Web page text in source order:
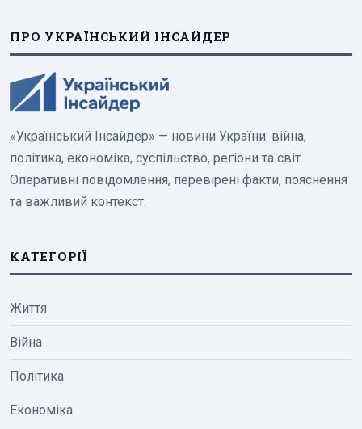
ПРО УКРАЇНСЬКИЙ ІНСАЙДЕР
«Український Інсайдер» — новини України: війна,
політика, економіка, суспільство, регіони та світ.
Оперативні повідомлення, перевірені факти, пояснення
та важливий контекст.
КАТЕГОРІЇ
Життя
Війна
Політика
Економіка